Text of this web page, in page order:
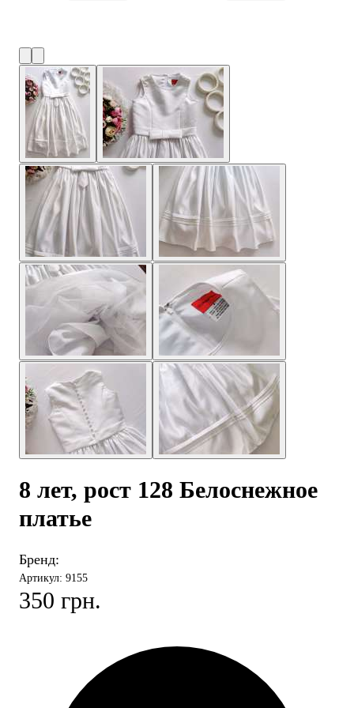
8 лет, рост 128 Белоснежное
платье
Бренд:
Артикул: 9155
350 грн.